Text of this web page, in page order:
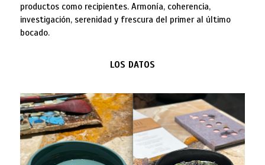
productos como recipientes. Armonía, coherencia,
investigación, serenidad y frescura del primer al último
bocado.
LOS DATOS